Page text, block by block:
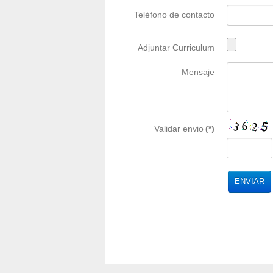
Teléfono de contacto
Adjuntar Curriculum
Mensaje
Validar envio (*)